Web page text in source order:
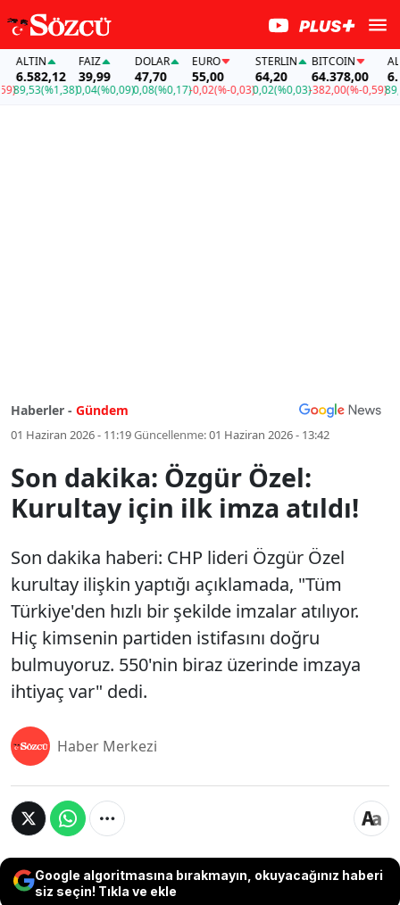
ALTIN
6.582,12
89,53(%1,38)
FAİZ
39,99
0,04(%0,09)
DOLAR
47,70
0,08(%0,17)
EURO
55,00
-0,02(%-0,03)
STERLIN
64,20
0,02(%0,03)
BITCOIN
64.378,00
-382,00(%-0,59)89,53
Haberler - Gündem
01 Haziran 2026 - 11:19Güncellenme:01 Haziran 2026 - 13:42
Son dakika: Özgür Özel:
Kurultay için ilk imza atıldı!
Son dakika haberi: CHP lideri Özgür Özel
kurultay ilişkin yaptığı açıklamada, "Tüm
Türkiye'den hızlı bir şekilde imzalar atılıyor.
Hiç kimsenin partiden istifasını doğru
bulmuyoruz. 550'nin biraz üzerinde imzaya
ihtiyaç var" dedi.
Haber Merkezi
Google algoritmasına bırakmayın, okuyacağınız haberi
siz seçin! Tıkla ve ekle